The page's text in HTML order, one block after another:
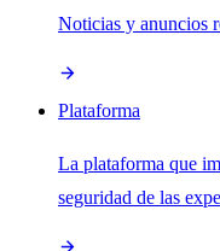
Noticias y anuncios
Plataforma
La plataforma que
seguridad de las